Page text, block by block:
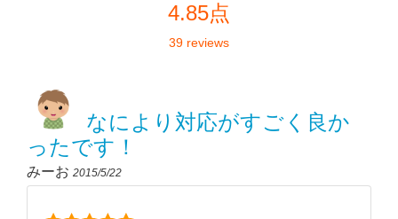
4.85点
39 reviews
なにより対応がすごく良か
ったです！
みーお 2015/5/22